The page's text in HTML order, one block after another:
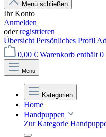
Menü schließen
Ihr Konto
Anmelden
oderregistrieren
Übersicht Persönliches Profil
0,00 € Warenkorb enthält
Menü
Kategorien
Home
Handpuppen
Zur Kategorie